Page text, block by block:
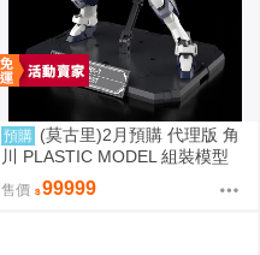
預購 (莫古里)2月預購 代理版 角
川 PLASTIC MODEL 組裝模型
驚爆危機 1/48 強弩兵 特別套組
免訂金
售價 99999